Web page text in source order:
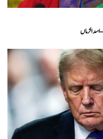
اسد الزماں